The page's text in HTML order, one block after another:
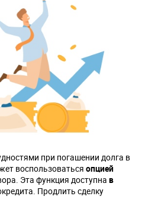
при погашении долга в
воспользоваться опцией
Эта функция доступна в
Продлить сделку